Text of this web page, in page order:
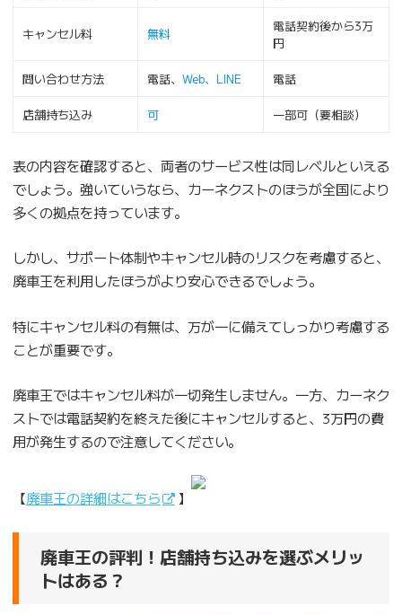
キャンセル料 無料
電話契約後から3万
円
問い合わせ方法 電話、 Web、LINE 電話
店舗持ち込み 可 一部可（要相談）
表の内容を確認すると、両者のサービス性は同レベルといえる
でしょう。強いていうなら、カーネクストのほうが全国により
多くの拠点を持っています。
しかし、サポート体制やキャンセル時のリスクを考慮すると、
廃車王を利用したほうがより安心できるでしょう。
特にキャンセル料の有無は、万が一に備えてしっかり考慮する
ことが重要です。
廃車王ではキャンセル料が一切発生しません。一方、カーネク
ストでは電話契約を終えた後にキャンセルすると、3万円の費
用が発生するので注意してください。
【廃車王の詳細はこちら 】
廃車王の評判！店舗持ち込みを選ぶメリッ
トはある？